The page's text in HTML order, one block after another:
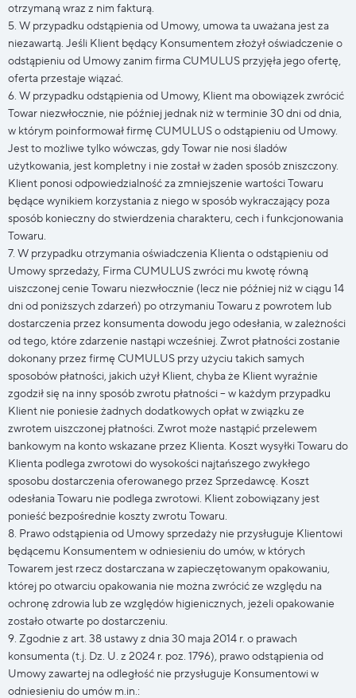
otrzymaną wraz z nim fakturą.
5. W przypadku odstąpienia od Umowy, umowa ta uważana jest za
niezawartą. Jeśli Klient będący Konsumentem złożył oświadczenie o
odstąpieniu od Umowy zanim firma CUMULUS przyjęła jego ofertę,
oferta przestaje wiązać.
6. W przypadku odstąpienia od Umowy, Klient ma obowiązek zwrócić
Towar niezwłocznie, nie później jednak niż w terminie 30 dni od dnia,
w którym poinformował firmę CUMULUS o odstąpieniu od Umowy.
Jest to możliwe tylko wówczas, gdy Towar nie nosi śladów
użytkowania, jest kompletny i nie został w żaden sposób zniszczony.
Klient ponosi odpowiedzialność za zmniejszenie wartości Towaru
będące wynikiem korzystania z niego w sposób wykraczający poza
sposób konieczny do stwierdzenia charakteru, cech i funkcjonowania
Towaru.
7. W przypadku otrzymania oświadczenia Klienta o odstąpieniu od
Umowy sprzedaży, Firma CUMULUS zwróci mu kwotę równą
uiszczonej cenie Towaru niezwłocznie (lecz nie później niż w ciągu 14
dni od poniższych zdarzeń) po otrzymaniu Towaru z powrotem lub
dostarczenia przez konsumenta dowodu jego odesłania, w zależności
od tego, które zdarzenie nastąpi wcześniej. Zwrot płatności zostanie
dokonany przez firmę CUMULUS przy użyciu takich samych
sposobów płatności, jakich użył Klient, chyba że Klient wyraźnie
zgodził się na inny sposób zwrotu płatności – w każdym przypadku
Klient nie poniesie żadnych dodatkowych opłat w związku ze
zwrotem uiszczonej płatności. Zwrot może nastąpić przelewem
bankowym na konto wskazane przez Klienta. Koszt wysyłki Towaru do
Klienta podlega zwrotowi do wysokości najtańszego zwykłego
sposobu dostarczenia oferowanego przez Sprzedawcę. Koszt
odesłania Towaru nie podlega zwrotowi. Klient zobowiązany jest
ponieść bezpośrednie koszty zwrotu Towaru.
8. Prawo odstąpienia od Umowy sprzedaży nie przysługuje Klientowi
będącemu Konsumentem w odniesieniu do umów, w których
Towarem jest rzecz dostarczana w zapieczętowanym opakowaniu,
której po otwarciu opakowania nie można zwrócić ze względu na
ochronę zdrowia lub ze względów higienicznych, jeżeli opakowanie
zostało otwarte po dostarczeniu.
9. Zgodnie z art. 38 ustawy z dnia 30 maja 2014 r. o prawach
konsumenta (t.j. Dz. U. z 2024 r. poz. 1796), prawo odstąpienia od
Umowy zawartej na odległość nie przysługuje Konsumentowi w
odniesieniu do umów m.in.: